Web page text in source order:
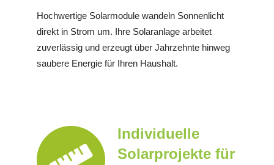
Hochwertige Solarmodule wandeln Sonnenlicht
direkt in Strom um. Ihre Solaranlage arbeitet
zuverlässig und erzeugt über Jahrzehnte hinweg
saubere Energie für Ihren Haushalt.
Individuelle
Solarprojekte für